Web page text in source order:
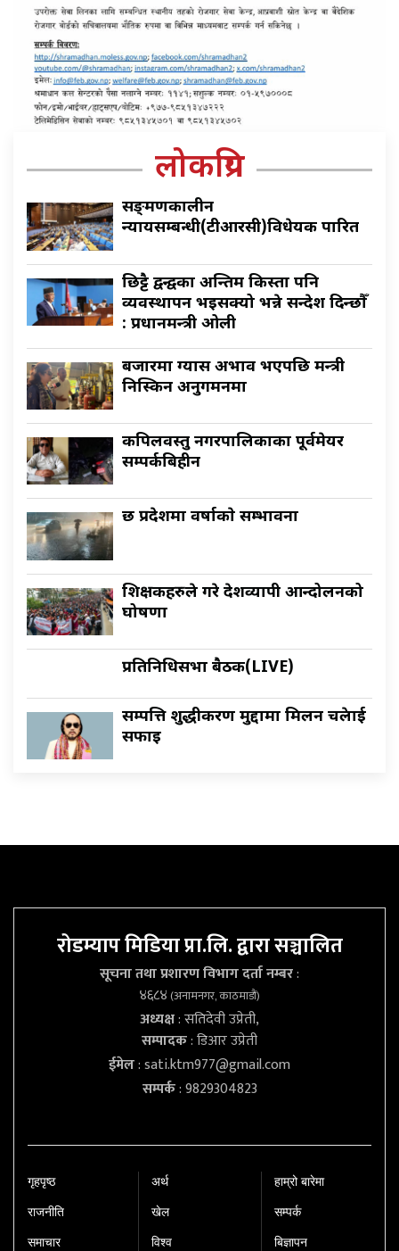
लोकप्रिय
सङ्क्रमणकालीन
न्यायसम्बन्धी(टीआरसी)विधेयक पारित
छिट्टै द्वन्द्वका अन्तिम किस्ता पनि
व्यवस्थापन भइसक्यो भन्ने सन्देश दिन्छौँ
: प्रधानमन्त्री ओली
बजारमा ग्यास अभाव भएपछि मन्त्री
निस्किन अनुगमनमा
कपिलवस्तु नगरपालिकाका पूर्वमेयर
सम्पर्कबिहीन
छ प्रदेशमा वर्षाकाे सम्भावना
शिक्षकहरुले गरे देशव्यापी आन्दोलनको
घोषणा
प्रतिनिधिसभा बैठक(LIVE)
सम्पत्ति शुद्धीकरण मुद्दामा मिलन चक्रेलाई
सफाइ
रोडम्याप मिडिया प्रा.लि. द्वारा सञ्चालित
सूचना तथा प्रशारण विभाग दर्ता नम्बर:
४६८४(अनामनगर, काठमाडौं)
अध्यक्ष: सतिदेवी उप्रेती,
सम्पादक: डिआर उप्रेती
ईमेल:sati.ktm977@gmail.com
सम्पर्क: 9829304823
गृहपृष्‍ठ
राजनीति
समाचार
अर्थ
खेल
विश्व
हाम्रो बारेमा
सम्पर्क
बिज्ञापन